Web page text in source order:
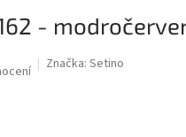
-
Značka: Setino